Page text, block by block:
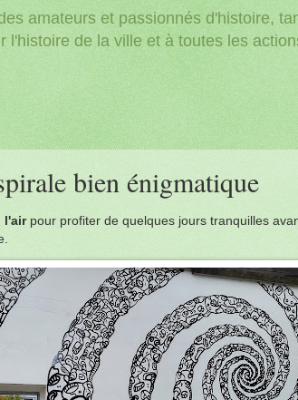
amateurs et passionnés d'histoire,
l'histoire de la ville et à toutes les
bien énigmatique
l'airpour profiter de quelques jours tranquilles